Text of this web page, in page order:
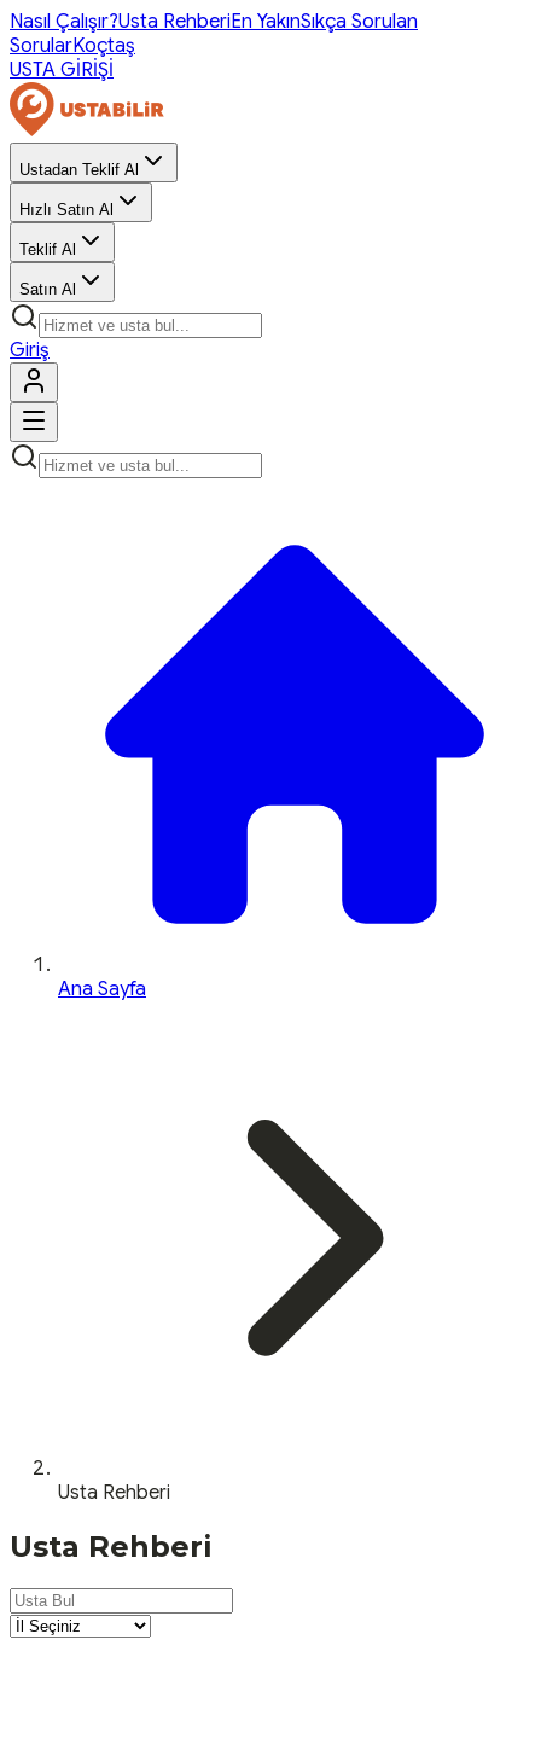
Nasıl Çalışır?Usta RehberiEn YakınSıkça Sorulan
SorularKoçtaş
USTA GİRİŞİ
Ustadan Teklif Al
Hızlı Satın Al
Teklif Al
Satın Al
Giriş
Ana Sayfa
Usta Rehberi
Usta Rehberi